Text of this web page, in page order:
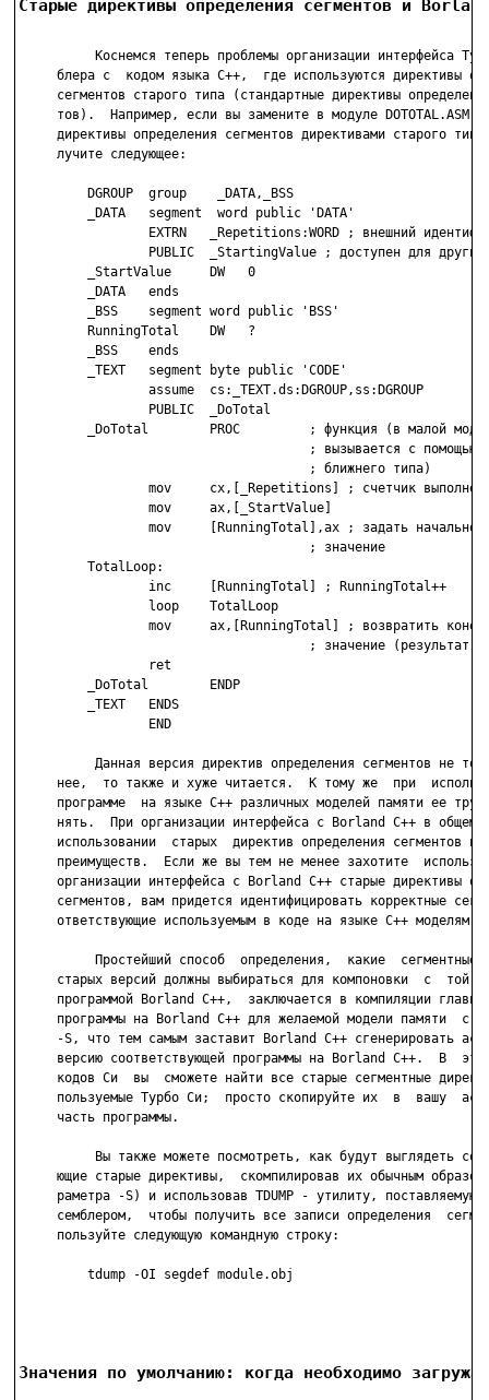
Старые директивы определения сегментов и
Коснемся теперь проблемы организации интерфейса
блера с  кодом языка С++,  где используются директивы
сегментов старого типа (стандартные директивы
тов).  Например, если вы замените в модуле DOTOTAL.ASM
директивы определения сегментов директивами старого
     лучите следующее:
         DGROUP  group    _DATA,_BSS
         _DATA   segment  word public 'DATA'
EXTRN   _Repetitions:WORD ; внешний
PUBLIC  _StartingValue ; доступен для других
         _StartValue     DW   0
         _DATA   ends
         _BSS    segment word public 'BSS'
         RunningTotal    DW   ?
         _BSS    ends
         _TEXT   segment byte public 'CODE'
                 assume  cs:_TEXT.ds:DGROUP,ss:DGROUP
                 PUBLIC  _DoTotal
_DoTotal        PROC         ; функция (в малой
; вызывается с помощью
                                      ; ближнего типа)
mov     cx,[_Repetitions] ; счетчик
                 mov     ax,[_StartValue]
                 mov     [RunningTotal],ax ; задать начальное
                                      ; значение
         TotalLoop:
                 inc     [RunningTotal] ; RunningTotal++
                 loop    TotalLoop
mov     ax,[RunningTotal] ; возвратить
                                      ; значение (результат)
                 ret
         _DoTotal        ENDP
         _TEXT   ENDS
                 END
Данная версия директив определения сегментов не
нее,  то также и хуже читается.  К тому же  при
программе  на языке С++ различных моделей памяти ее
нять.  При организации интерфейса с Borland C++ в общем
использовании  старых  директив определения сегментов
преимуществ.  Если же вы тем не менее захотите
организации интерфейса с Borland C++ старые директивы
сегментов, вам придется идентифицировать корректные
ответствующие используемым в коде на языке С++ моделям
Простейший способ  определения,  какие  сегментные
старых версий должны выбираться для компоновки  с  той
программой Borland С++,  заключается в компиляции
программы на Borland С++ для желаемой модели памяти  с
-S, что тем самым заставит Borland С++ сгенерировать
версию соответствующей программы на Borland С++.  В
кодов Си  вы  сможете найти все старые сегментные
пользуемые Турбо Cи;  просто скопируйте их  в  вашу
     часть программы.
Вы также можете посмотреть, как будут выглядеть
ющие старые директивы,  скомпилировав их обычным образом
раметра -S) и использовав TDUMP - утилиту, поставляемую
семблером,  чтобы получить все записи определения
     пользуйте следующую командную строку:
         tdump -OI segdef module.obj
Значения по умолчанию: когда необходимо